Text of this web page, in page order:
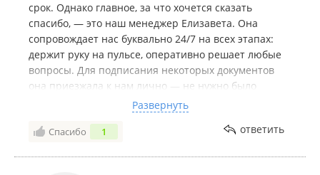
срок. Однако главное, за что хочется сказать
спасибо, — это наш менеджер Елизавета. Она
сопровождает нас буквально 24/7 на всех этапах:
держит руку на пульсе, оперативно решает любые
вопросы. Для подписания некоторых документов
она приезжала к нам лично — не нужно было
никуда ехать, что очень удобно. И что особенно
ценно — даже после приемки объекта она не
бросила нас, мы до сих пор на связи, и она
Развернуть
Спасибо 1 ответить